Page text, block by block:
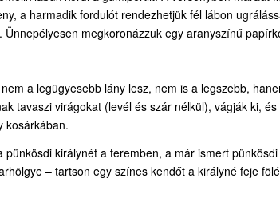
a harmadik fordulót rendezhetjük fél lábon
Ünnepélyesen megkoronázzuk egy aranyszínű
a legügyesebb lány lesz, nem is a legszebb,
tavaszi virágokat (levél és szár nélkül), vágják ki,
kosárkában.
pünkösdi királynét a teremben, a már ismert
– tartson egy színes kendőt a királyné feje